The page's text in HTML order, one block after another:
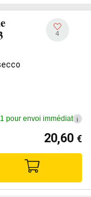
4
1 pour envoi immédiat i
20,60 €